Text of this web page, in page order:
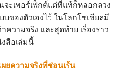
ะเพอร์เฟ็กต์แต่ที่แท้ก็หลอกลวง
ของตัวเองไว้ ในโลกโซเชียลมี
ความจริง และสุดท้าย เรื่องราว
สือเล่มนี้
ผยความจริงที่ซ่อนเร้น